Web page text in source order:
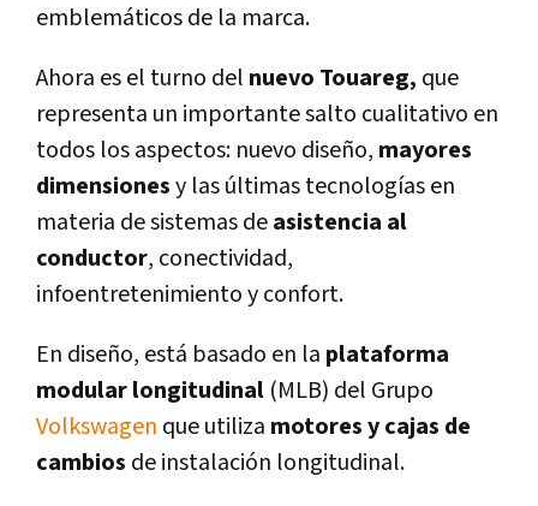
emblemáticos de la marca.
Ahora es el turno del nuevo Touareg, que
representa un importante salto cualitativo en
todos los aspectos: nuevo diseño, mayores
dimensionesy las últimas tecnologí­as en
materia de sistemas deasistencia al
conductor, conectividad,
infoentretenimiento y confort.
En diseño, está basado en la plataforma
modular longitudinal (MLB) del Grupo
Volkswagen que utiliza motores y cajas de
cambios de instalación longitudinal.